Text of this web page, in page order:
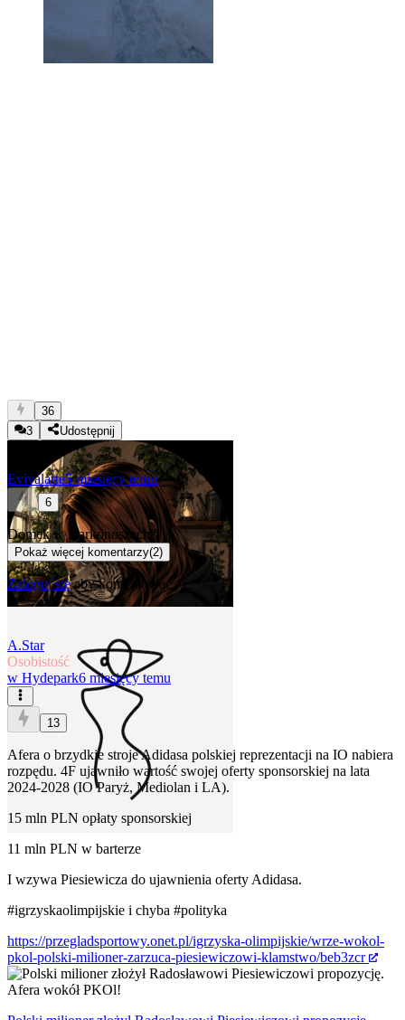
36
3
Udostępnij
Evivalarte5 miesięcy temu
6
Domek w Karkonoszach?
Pokaż więcej komentarzy(2)
Zaloguj sięaby komentować
A.Star
Osobistość
w Hydepark6 miesięcy temu
13
Afera o brzydkie stroje Adidasa polskiej reprezentacji na IO nabiera
rozpędu. 4F ujawniło wartość swojej oferty sponsorskiej na lata
2024-2028 (IO Paryż, Mediolan i LA).
15 mln PLN opłaty sponsorskiej
11 mln PLN w barterze
I wzywa Piesiewicza do ujawnienia oferty Adidasa.
#igrzyskaolimpijskie i chyba #polityka
https://przegladsportowy.onet.pl/igrzyska-olimpijskie/wrze-wokol-
pkol-polski-milioner-zarzuca-piesiewiczowi-klamstwo/beb3zcr